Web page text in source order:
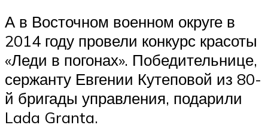
А в Восточном военном округе в
2014 году провели конкурс красоты
«Леди в погонах». Победительнице,
сержанту Евгении Кутеповой из 80-
й бригады управления, подарили
Lada Granta.